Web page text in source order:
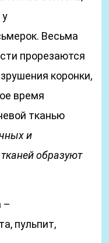
Весьма
прорезаются
коронки,
время
тканью
и
образуют
–
пульпит,